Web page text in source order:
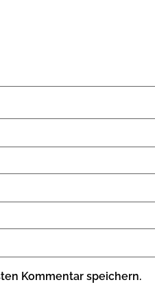
Kommentar speichern.